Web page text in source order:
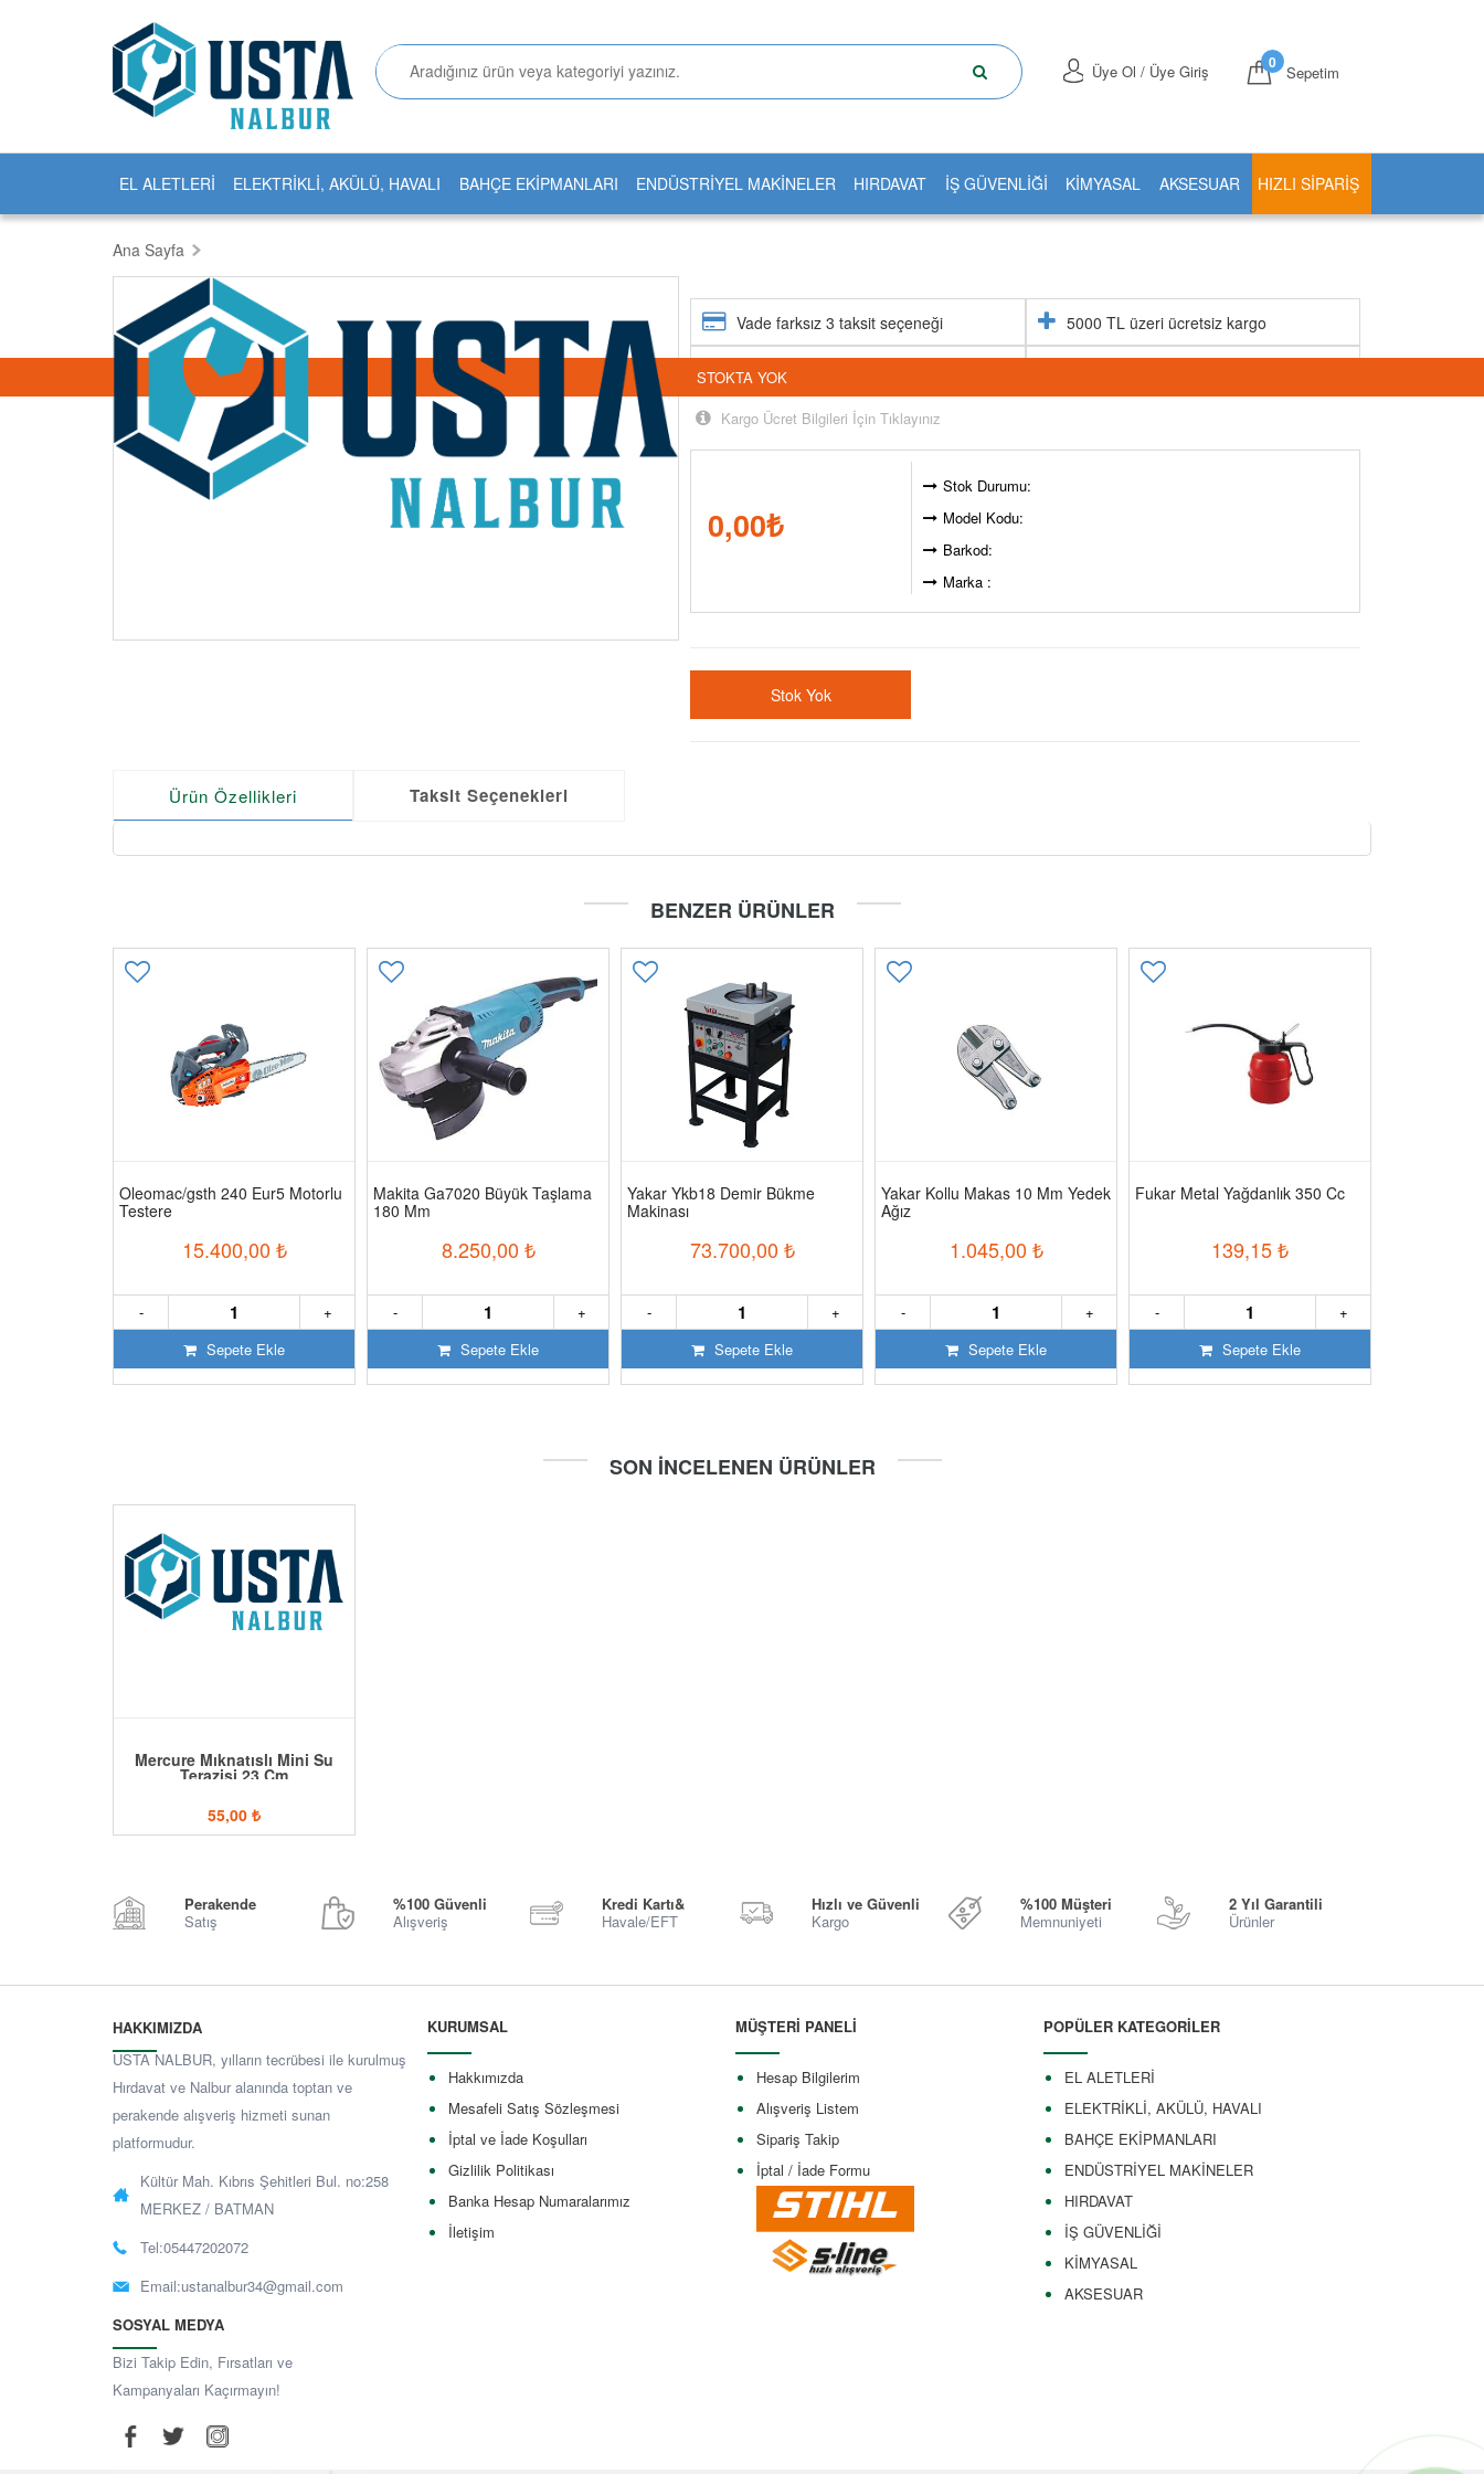
Sepetim
0
Üye Ol / Üye Giriş
EL ALETLERİ ELEKTRİKLİ, AKÜLÜ, HAVALI BAHÇE EKİPMANLARI ENDÜSTRİYEL MAKİNELER HIRDAVAT İŞ GÜVENLİĞİ KİMYASAL AKSESUAR HIZLI SIPARIŞ
Ana Sayfa
Vade farksız 3 taksit seçeneği 5000 TL üzeri ücretsiz kargo
24 saatte kargoda
Kargo Ücret Bilgileri İçin Tıklayınız
0,00₺
Stok Durumu:
STOKTA YOK
Model Kodu:
Barkod:
Marka :
Stok Yok
Ürün Özellikleri Taksit Seçenekleri
BENZER ÜRÜNLER
Oleomac/gsth 240 Eur5 Motorlu
Testere
15.400,00 ₺
+
-
Sepete Ekle
Makita Ga7020 Büyük Taşlama
180 Mm
8.250,00 ₺
+
-
Sepete Ekle
Yakar Ykb18 Demir Bükme
Makinası
73.700,00 ₺
+
-
Sepete Ekle
Yakar Kollu Makas 10 Mm Yedek
Ağız
1.045,00 ₺
+
-
Sepete Ekle
Fukar Metal Yağdanlık 350 Cc
139,15₺
+
-
Sepete Ekle
SON İNCELENEN ÜRÜNLER
Mercure Mıknatıslı Mini Su
Terazisi 23 Cm
55,00 ₺
Perakende
Satış
%100 Güvenli
Alışveriş
Kredi Kartı&
Havale/EFT
Hızlı ve Güvenli
Kargo
%100 Müşteri
Memnuniyeti
2 Yıl Garantili
Ürünler
HAKKIMIZDA
USTA NALBUR, yılların tecrübesi ile kurulmuş
Hırdavat ve Nalbur alanında toptan ve
perakende alışveriş hizmeti sunan
platformudur.
Kültür Mah. Kıbrıs Şehitleri Bul. no:258
MERKEZ / BATMAN
Tel:05447202072
Email:ustanalbur34@gmail.com
SOSYAL MEDYA
Bizi Takip Edin, Fırsatları ve
Kampanyaları Kaçırmayın!
KURUMSAL
Hakkımızda
Mesafeli Satış Sözleşmesi
İptal ve İade Koşulları
Gizlilik Politikası
Banka Hesap Numaralarımız
İletişim
MÜŞTERİ PANELİ
Hesap Bilgilerim
Alışveriş Listem
Sipariş Takip
İptal / İade Formu
POPÜLER KATEGORİLER
EL ALETLERİ
ELEKTRİKLİ, AKÜLÜ, HAVALI
BAHÇE EKİPMANLARI
ENDÜSTRİYEL MAKİNELER
HIRDAVAT
İŞ GÜVENLİĞİ
KİMYASAL
AKSESUAR